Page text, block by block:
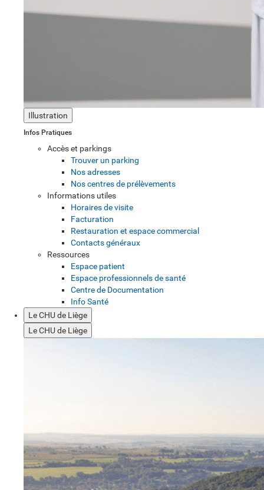
Illustration
Infos Pratiques
Accès et parkings
Trouver un parking
Nos adresses
Nos centres de prélèvements
Informations utiles
Horaires de visite
Facturation
Restauration et espace commercial
Contacts généraux
Ressources
Espace patient
Espace professionnels de santé
Centre de Documentation
Info Santé
Le CHU de Liège
Le CHU de Liège